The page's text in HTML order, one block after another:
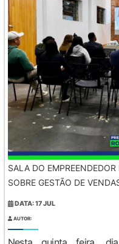
SALA DO
SOBRE GESTÃO DE
DATA: 17 JUL
AUTOR: